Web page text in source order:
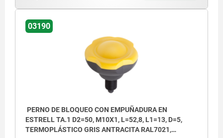
03190
PERNO DE BLOQUEO CON EMPUÑADURA EN
ESTRELL TA.1 D2=50, M10X1, L=52,8, L1=13, D=5,
TERMOPLÁSTICO GRIS ANTRACITA RAL7021,